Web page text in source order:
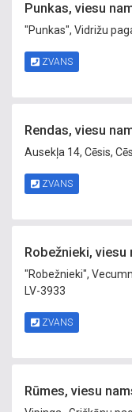
Punkas, viesu
"Punkas", Vidrižu
ZVANS
Rendas, viesu
Ausekļa 14, Cēsis,
ZVANS
Robežnieki, viesu
"Robežnieki",
LV-3933
ZVANS
Rūmes, viesu